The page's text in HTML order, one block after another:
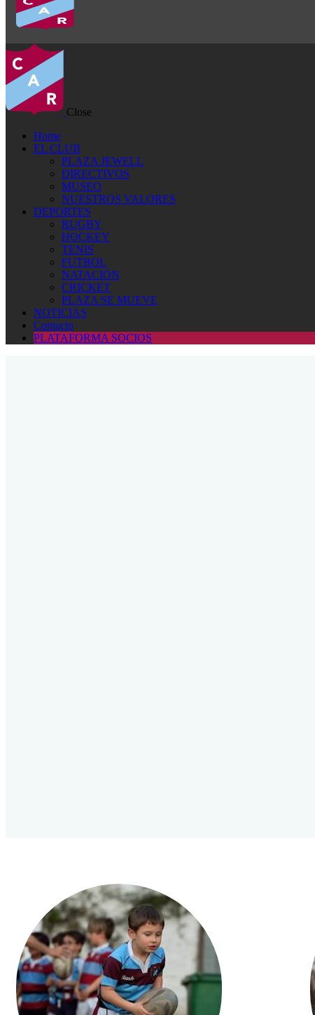
Close
Home
EL CLUB
PLAZA JEWELL
DIRECTIVOS
MUSEO
NUESTROS VALORES
DEPORTES
RUGBY
HOCKEY
TENIS
FUTBOL
NATACIÓN
CRICKET
PLAZA SE MUEVE
NOTICIAS
Contacto
PLATAFORMA SOCIOS